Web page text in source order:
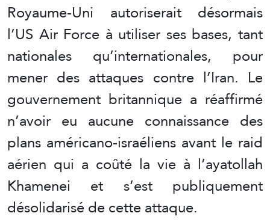
Royaume-Uni autoriserait désormais
l’US Air Force à utiliser ses bases, tant
nationales qu’internationales, pour
mener des attaques contre l’Iran. Le
gouvernement britannique a réaffirmé
n’avoir eu aucune connaissance des
plans américano-israéliens avant le raid
aérien qui a coûté la vie à l’ayatollah
Khamenei et s’est publiquement
désolidarisé de cette attaque.